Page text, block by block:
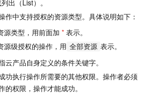
出（List）。
作中支持授权的资源类型。具体说明如下：
源类型，用前面加 * 表示。
源级授权的操作，用 全部资源 表示。
云产品自身定义的条件关键字。
功执行操作所需要的其他权限。操作者必须
的权限，操作才能成功。